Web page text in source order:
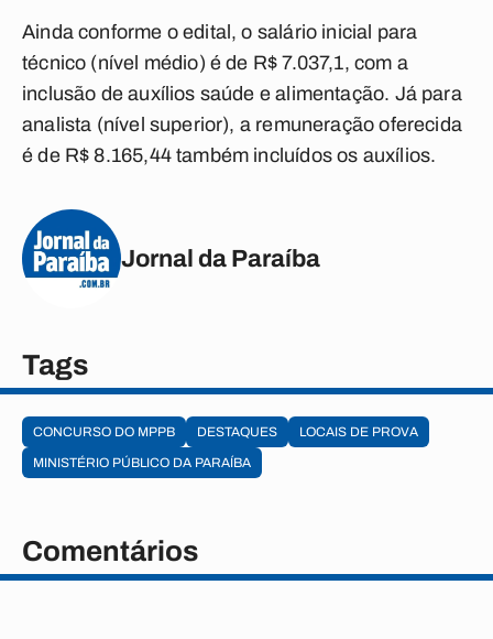
Ainda conforme o edital, o salário inicial para
técnico (nível médio) é de R$ 7.037,1, com a
inclusão de auxílios saúde e alimentação. Já para
analista (nível superior), a remuneração oferecida
é de R$ 8.165,44 também incluídos os auxílios.
Jornal da Paraíba
Tags
CONCURSO DO MPPB DESTAQUES
LOCAIS DE PROVA
MINISTÉRIO PÚBLICO DA PARAÍBA
Comentários